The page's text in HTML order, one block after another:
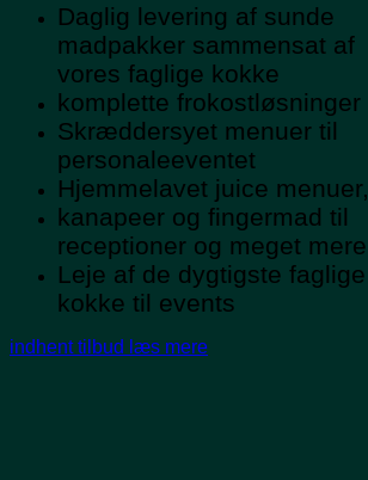
Daglig levering af sunde
madpakker sammensat af
vores faglige kokke
komplette frokostløsninger
Skræddersyet menuer til
personaleeventet
Hjemmelavet juice menuer,
kanapeer og fingermad til
receptioner og meget mere
Leje af de dygtigste faglige
kokke til events
indhent tilbud læs mere